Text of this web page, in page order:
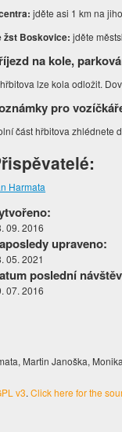
jděte asi 1 km na
žst Boskovice: jděte
na kole,
lze kola odložit.
pro
část hřbitova zhlédnete
Harmata
09. 2016
upraveno:
05. 2021
poslední
07. 2016
Martin Janoška,
v3. Click here for the